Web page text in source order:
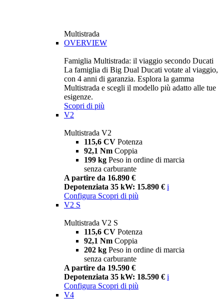
Multistrada
OVERVIEW
Famiglia Multistrada: il viaggio secondo Ducati
La famiglia di Big Dual Ducati votate al viaggio,
con 4 anni di garanzia. Esplora la gamma
Multistrada e scegli il modello più adatto alle tue
esigenze.
Scopri di più
V2
Multistrada V2
115,6 CV Potenza
92,1 Nm Coppia
199 kg Peso in ordine di marcia
senza carburante
A partire da 16.890 €
Depotenziata 35 kW: 15.890 € i
Configura Scopri di più
V2 S
Multistrada V2 S
115,6 CV Potenza
92,1 Nm Coppia
202 kg Peso in ordine di marcia
senza carburante
A partire da 19.590 €
Depotenziata 35 kW: 18.590 € i
Configura Scopri di più
V4